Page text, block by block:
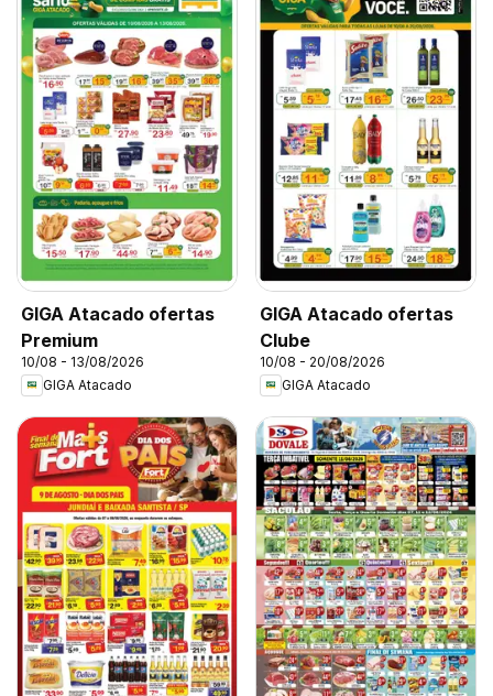
GIGA Atacado ofertas
Premium
10/08 - 13/08/2026
GIGA Atacado
GIGA Atacado ofertas
Clube
10/08 - 20/08/2026
GIGA Atacado